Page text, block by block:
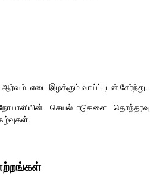
எடை இழக்கும் வாய்ப்புடன் சேர்ந்து.
செயல்பாடுகளை தொந்தரவு